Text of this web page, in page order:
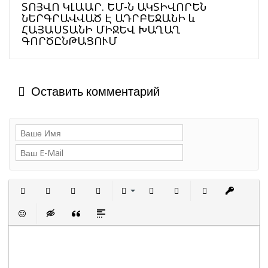
ՏՈՅՎՈ ԿԼԱԱՐ. ԵՄ-Ն ԱԿՏԻՎՈՐԵՆ
ՆԵՐԳՐԱՎՎԱԾ Է ԱԴՐԲԵՋԱՆԻ և
ՀԱՅԱՍՏԱՆԻ ՄԻՋԵՎ ԽԱՂԱՂ
ԳՈՐԾԸՆԹԱՑՈՒՄ
Оставить комментарий
Полужирный Подчеркнутый
Вставить смайлик
Вставка скрытого текста
Вставка цитаты
Вставка спойлера